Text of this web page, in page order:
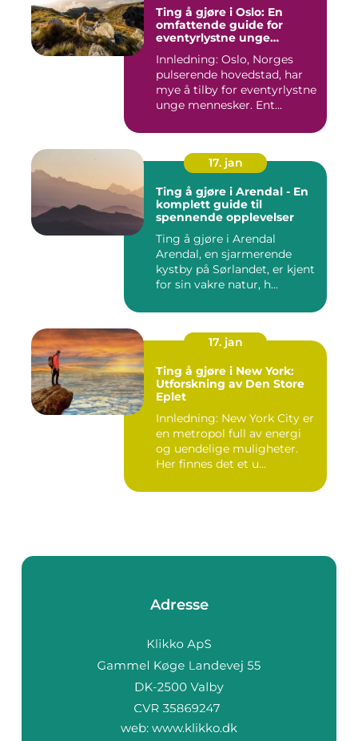
Ting å gjøre i Oslo: En
omfattende guide for
eventyrlystne unge
Innledning: Oslo, Norges
pulserende hovedstad, har
mye å tilby for eventyrlystne
unge mennesker. Ent...
17. jan
Ting å gjøre i Arendal - En
komplett guide til
spennende opplevelser
Ting å gjøre i Arendal
Arendal, en sjarmerende
kystby på Sørlandet, er kjent
for sin vakre natur, h...
17. jan
Ting å gjøre i New York:
Utforskning av Den Store
Eplet
Innledning: New York City er
en metropol full av energi
og uendelige muligheter.
Her finnes det et u...
Adresse
web: www.klikko.dk